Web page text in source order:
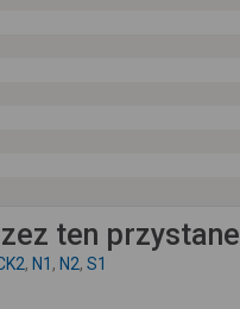
ten
, N1 , N2, S1